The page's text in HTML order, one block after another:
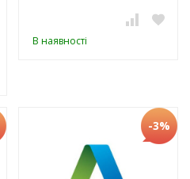
В наявності
-3%